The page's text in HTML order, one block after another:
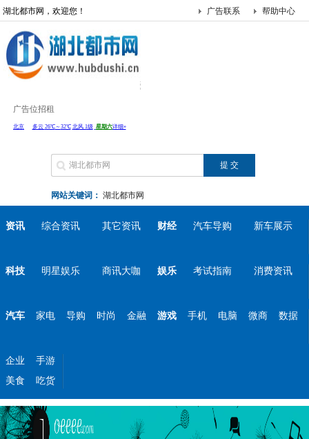
湖北都市网，欢迎您！ 帮助中心
广告联系
广告位招租
网站关键词： 湖北都市网
资讯 综合资讯 其它资讯 财经 汽车导购 新车展示
科技 明星娱乐 商讯大咖 娱乐 考试指南 消费资讯
汽车 家电 导购 时尚 金融 游戏 手机 电脑 微商 数据
企业
手游
美食
吃货